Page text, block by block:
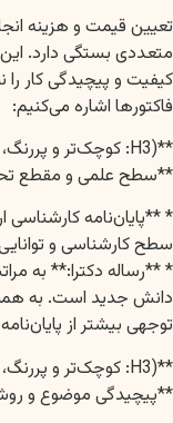
تعیین قیمت و هزینه
متعددی بستگی دارد. این
کیفیت و پیچیدگی کار
فاکتورها اشاره می‌کنیم:
**(H3: کوچک‌تر و پررنگ، فونت زیر سرفصل)**
**سطح علمی و مقطع
* **پایان‌نامه
سطح کارشناسی و
* **رساله دکترا:** به
دانش جدید است. به همین
توجهی بیشتر از
**(H3: کوچک‌تر و پررنگ، فونت زیر سرفصل)**
**پیچیدگی موضوع و